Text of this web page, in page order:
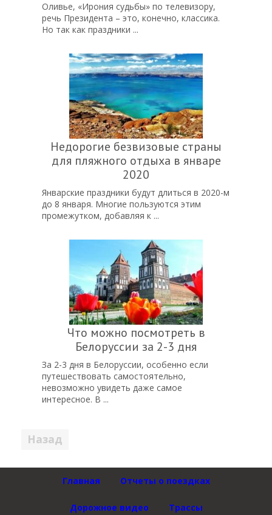
Оливье, «Ирония судьбы» по телевизору,
речь Президента – это, конечно, классика.
Но так как праздники ...
Недорогие безвизовые страны
для пляжного отдыха в январе
2020
Январские праздники будут длиться в 2020-м
до 8 января. Многие пользуются этим
промежутком, добавляя к ...
Что можно посмотреть в
Белоруссии за 2-3 дня
За 2-3 дня в Белоруссии, особенно если
путешествовать самостоятельно,
невозможно увидеть даже самое
интересное. В ...
записей
Главная Отчеты о поездках
Дорожное видео Трассы